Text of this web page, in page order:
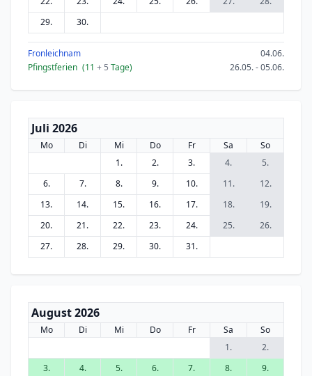
29.
30.
Fronleichnam
04.06.
Pfingstferien (11 + 5 Tage) 26.05. - 05.06.
Juli 2026
Mo Di Mi Do Fr Sa
So
1.
2. 3. 4.
5.
6.
7. 8. 9. 10. 11.
12.
13.
14. 15. 16. 17. 18.
19.
20.
21. 22. 23. 24. 25.
26.
27.
28. 29. 30. 31.
August 2026
Mo Di Mi Do Fr Sa
So
1.
2.
3.
4. 5. 6. 7. 8.
9.